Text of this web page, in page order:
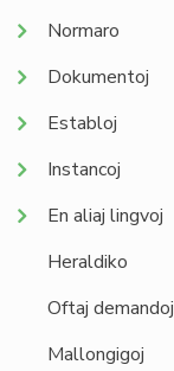
Normaro
Dokumentoj
Establoj
Instancoj
En aliaj lingvoj
Heraldiko
Oftaj demandoj
Mallongigoj